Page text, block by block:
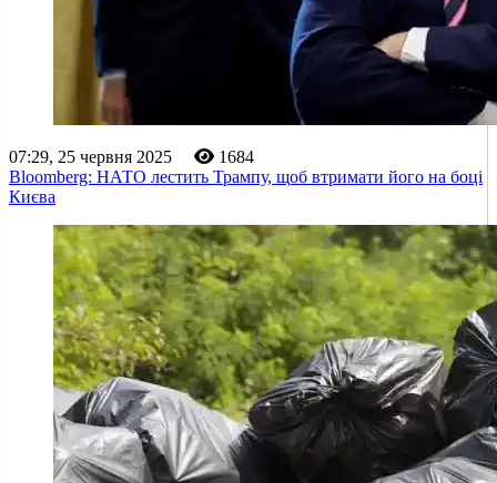
07:29, 25 червня 2025
1684
Bloomberg: НАТО лестить Трампу, щоб втримати його на боці
Києва